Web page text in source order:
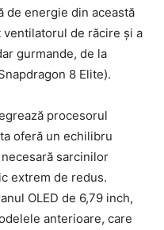
de energie din această
ventilatorul de răcire și a
gurmande, de la
8 Elite).
procesorul
oferă un echilibru
sarcinilor
extrem de redus.
OLED de 6,79 inch,
anterioare, care